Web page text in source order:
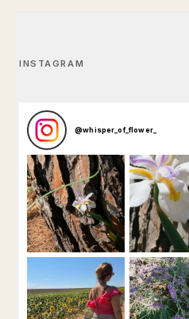
INSTAGRAM
@whisper_of_flower_